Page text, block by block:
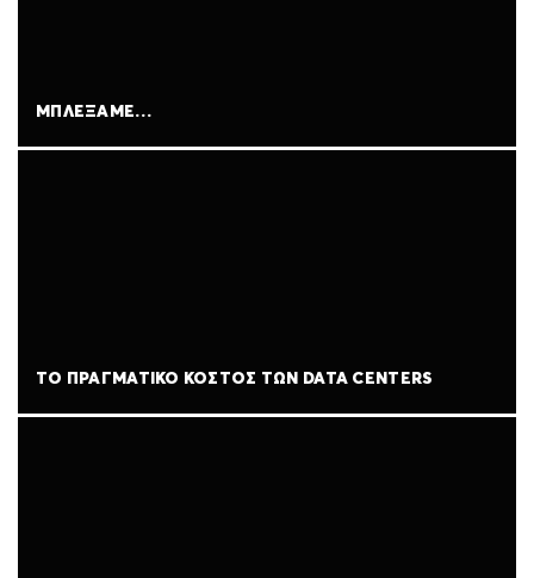
ΜΠΛΈΞΑΜΕ…
ΤΟ ΠΡΑΓΜΑΤΙΚΌ ΚΌΣΤΟΣ ΤΩΝ DATA CENTERS